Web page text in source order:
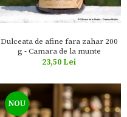
Dulceata de afine fara zahar 200
g - Camara de la munte
23,50 Lei
NOU